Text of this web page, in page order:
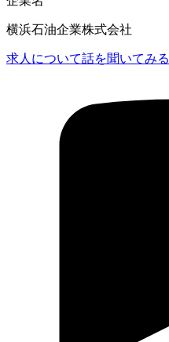
横浜石油企業株式会社
求人について話を聞いてみる